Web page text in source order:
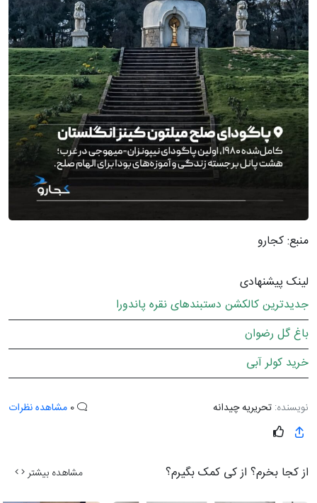
منبع: کجارو
لینک پیشنهادی
جدیدترین کالکشن دستبندهای نقره پاندورا
باغ گل رضوان
خرید کولر آبی
نویسنده: تحریریه چیدانه مشاهده نظرات
از کجا بخرم؟ از کی کمک بگیرم؟ مشاهده بیشتر